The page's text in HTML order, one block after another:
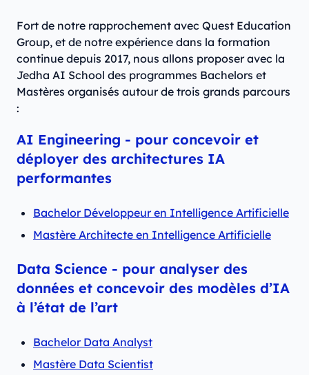
Fort de notre rapprochement avec Quest Education
Group, et de notre expérience dans la formation
continue depuis 2017, nous allons proposer avec la
Jedha AI School des programmes Bachelors et
Mastères organisés autour de trois grands parcours
:
AI Engineering - pour concevoir et
déployer des architectures IA
performantes
Bachelor Développeur en Intelligence Artificielle
Mastère Architecte en Intelligence Artificielle
Data Science - pour analyser des
données et concevoir des modèles d’IA
à l’état de l’art
Bachelor Data Analyst
Mastère Data Scientist